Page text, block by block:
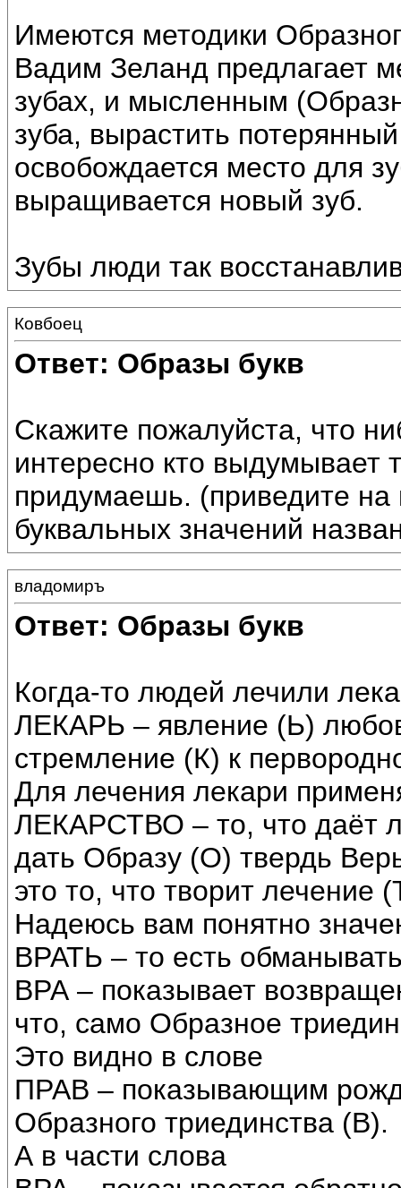
Имеются методики
Вадим Зеланд предлагает
зубах, и мысленным
зуба, вырастить
освобождается место для
выращивается новый зуб.
Зубы люди так
Ковбоец
Ответ: Образы букв
Скажите пожалуйста, что
интересно кто выдумывает
придумаешь. (приведите
буквальных значений
владомиръ
Ответ: Образы букв
Когда-то людей лечили
ЛЕКАРЬ – явление (Ь)
стремление (К) к
Для лечения лекари
ЛЕКАРСТВО – то, что даёт
дать Образу (О) твердь
это то, что творит лечение
Надеюсь вам понятно
ВРАТЬ – то есть
ВРА – показывает
что, само Образное
Это видно в слове
ПРАВ – показывающим
Образного триединства (В).
А в части слова